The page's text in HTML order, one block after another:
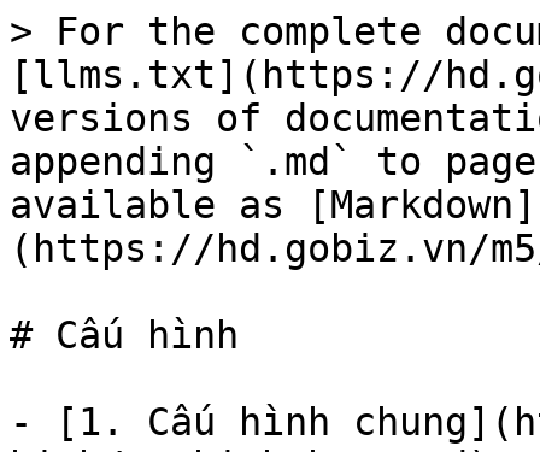
> For the complete
[llms.txt](https://
versions of
appending `.md` to
available as [Markdown]
(https://hd.gobiz.vn/
# Cấu hình
- [1. Cấu hình